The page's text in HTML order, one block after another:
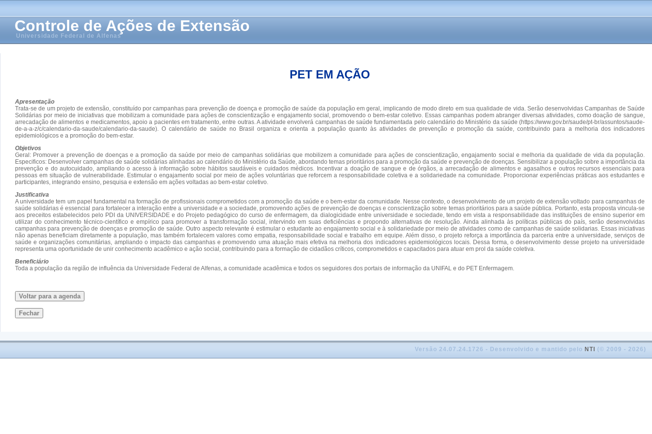
Controle de Ações de Extensão
Universidade Federal de Alfenas
PET EM AÇÃO
Apresentação
Trata-se de um projeto de extensão, constituído por campanhas para prevenção de doença e promoção de saúde da população em geral, implicando de modo direto em sua qualidade de vida. Serão desenvolvidas Campanhas de Saúde
Solidárias por meio de iniciativas que mobilizam a comunidade para ações de conscientização e engajamento social, promovendo o bem-estar coletivo. Essas campanhas podem abranger diversas atividades, como doação de sangue,
arrecadação de alimentos e medicamentos, apoio a pacientes em tratamento, entre outras. A atividade envolverá campanhas de saúde fundamentada pelo calendário do Ministério da saúde (https://www.gov.br/saude/pt-br/assuntos/saude-
de-a-a-z/c/calendario-da-saude/calendario-da-saude). O calendário de saúde no Brasil organiza e orienta a população quanto às atividades de prevenção e promoção da saúde, contribuindo para a melhoria dos indicadores
epidemiológicos e a promoção do bem-estar.
Objetivos
Geral: Promover a prevenção de doenças e a promoção da saúde por meio de campanhas solidárias que mobilizem a comunidade para ações de conscientização, engajamento social e melhoria da qualidade de vida da população.
Especificos: Desenvolver campanhas de saúde solidárias alinhadas ao calendário do Ministério da Saúde, abordando temas prioritários para a promoção da saúde e prevenção de doenças. Sensibilizar a população sobre a importância da
prevenção e do autocuidado, ampliando o acesso à informação sobre hábitos saudáveis e cuidados médicos. Incentivar a doação de sangue e de órgãos, a arrecadação de alimentos e agasalhos e outros recursos essenciais para
pessoas em situação de vulnerabilidade. Estimular o engajamento social por meio de ações voluntárias que reforcem a responsabilidade coletiva e a solidariedade na comunidade. Proporcionar experiências práticas aos estudantes e
participantes, integrando ensino, pesquisa e extensão em ações voltadas ao bem-estar coletivo.
Justificativa
A universidade tem um papel fundamental na formação de profissionais comprometidos com a promoção da saúde e o bem-estar da comunidade. Nesse contexto, o desenvolvimento de um projeto de extensão voltado para campanhas de
saúde solidárias é essencial para fortalecer a interação entre a universidade e a sociedade, promovendo ações de prevenção de doenças e conscientização sobre temas prioritários para a saúde pública. Portanto, esta proposta vincula-se
aos preceitos estabelecidos pelo PDI da UNIVERSIDADE e do Projeto pedagógico do curso de enfermagem, da dialogicidade entre universidade e sociedade, tendo em vista a responsabilidade das instituições de ensino superior em
utilizar do conhecimento técnico-científico e empírico para promover a transformação social, intervindo em suas deficiências e propondo alternativas de resolução. Ainda alinhada às políticas públicas do país, serão desenvolvidas
campanhas para prevenção de doenças e promoção de saúde. Outro aspecto relevante é estimular o estudante ao engajamento social e à solidariedade por meio de atividades como de campanhas de saúde solidarias. Essas iniciativas
não apenas beneficiam diretamente a população, mas também fortalecem valores como empatia, responsabilidade social e trabalho em equipe. Além disso, o projeto reforça a importância da parceria entre a universidade, serviços de
saúde e organizações comunitárias, ampliando o impacto das campanhas e promovendo uma atuação mais efetiva na melhoria dos indicadores epidemiológicos locais. Dessa forma, o desenvolvimento desse projeto na universidade
representa uma oportunidade de unir conhecimento acadêmico e ação social, contribuindo para a formação de cidadãos críticos, comprometidos e capacitados para atuar em prol da saúde coletiva.
Beneficiário
Toda a população da região de influência da Universidade Federal de Alfenas, a comunidade acadêmica e todos os seguidores dos portais de informação da UNIFAL e do PET Enfermagem.
Voltar para a agenda
Fechar
Versão 24.07.24.1726 - Desenvolvido e mantido pelo NTI (© 2009 - 2026)